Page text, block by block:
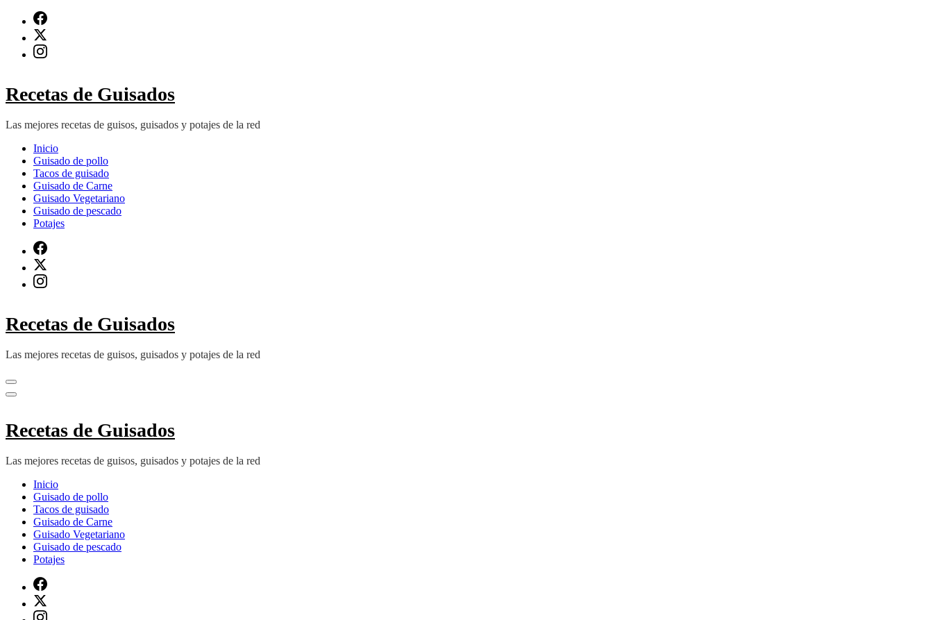
contenido
(presiona
Recetas de Guisados
Las mejores recetas de guisos, guisados y potajes de la red
Inicio
Guisado de pollo
Tacos de guisado
Guisado de Carne
Guisado Vegetariano
Guisado de pescado
Potajes
Recetas de Guisados
Las mejores recetas de guisos, guisados y potajes de la red
Recetas de Guisados
Las mejores recetas de guisos, guisados y potajes de la red
Inicio
Guisado de pollo
Tacos de guisado
Guisado de Carne
Guisado Vegetariano
Guisado de pescado
Potajes